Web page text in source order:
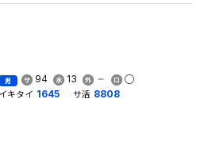
男 94 13
イキタイ 1645 サ活 8808